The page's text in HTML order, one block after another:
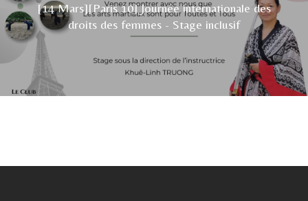
[14 Mars][Paris 10] Journée internationale des
droits des femmes - Stage inclusif